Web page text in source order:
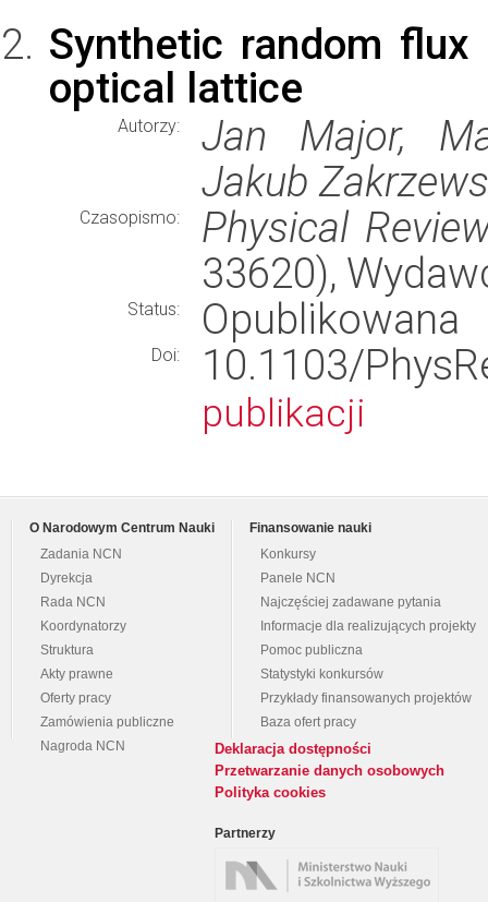
Synthetic random
optical lattice
Autorzy:
Jan Major,
Jakub
Czasopismo:
Physical
33620),
Status: Opublikowana
Doi: 10.1103/
publikacji
O Narodowym Centrum Nauki
Zadania NCN
Dyrekcja
Rada NCN
Koordynatorzy
Struktura
Akty prawne
Oferty pracy
Zamówienia publiczne
Nagroda NCN
Finansowanie nauki
Konkursy
Panele NCN
Najczęściej zadawane pytania
Informacje dla realizujących projekty
Pomoc publiczna
Statystyki konkursów
Przykłady finansowanych projektów
Baza ofert pracy
Deklaracja dostępności
Przetwarzanie danych osobowych
Polityka cookies
Partnerzy